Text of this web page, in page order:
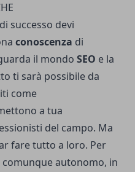
successo devi
conoscenza di
il mondo SEO e la
ti sarà possibile da
come
a tua
del campo. Ma
fare tutto a loro. Per
comunque autonomo, in